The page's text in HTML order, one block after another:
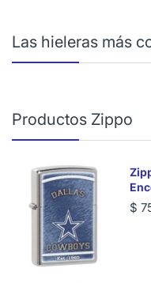
Las hieleras más
Productos Zippo
$